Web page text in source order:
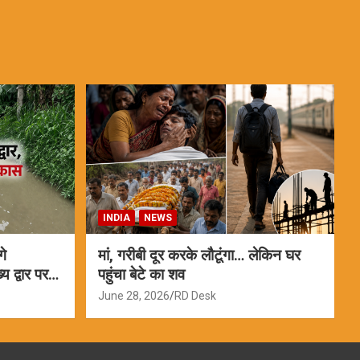
पर
INDIA NEWS
मां, गरीबी दूर करके लौटूंगा… लेकिन घर
पहुंचा बेटे का शव
June 28, 2026 RD Desk